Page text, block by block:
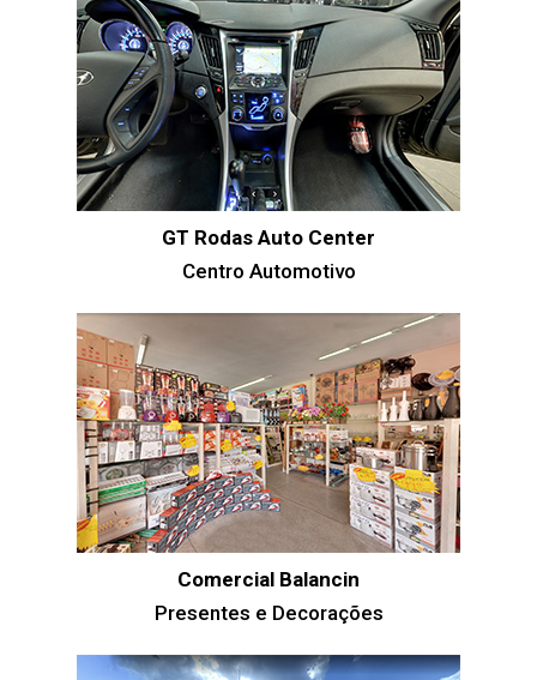
GT Rodas Auto Center
Centro Automotivo
Comercial Balancin
Presentes e Decorações